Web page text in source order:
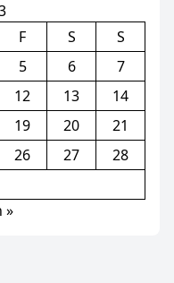
F S
S
5 6
7
12 13
14
19 20
21
26 27
28
»